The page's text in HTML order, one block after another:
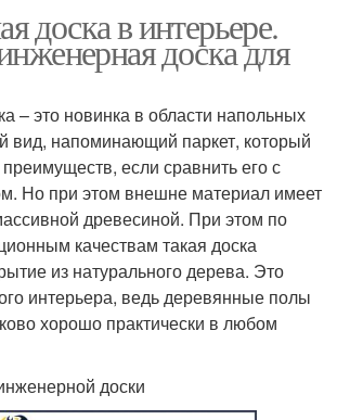
доска в интерьере.
доска для
– это новинка в области напольных
вид, напоминающий паркет, который
если сравнить его с
Но при этом внешне материал имеет
древесиной. При этом по
качествам такая доска
из натурального дерева. Это
интерьера, ведь деревянные полы
хорошо практически в любом
доски